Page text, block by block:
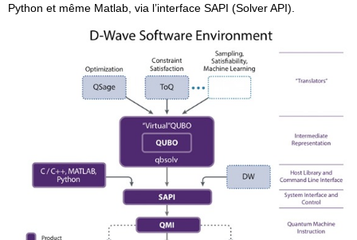
Python et même Matlab, via l’interface SAPI (Solver API).